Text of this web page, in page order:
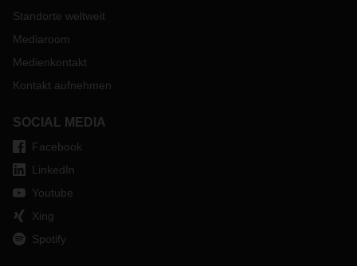
Standorte weltweit
Mediaroom
Medienkontakt
Kontakt aufnehmen
SOCIAL MEDIA
Facebook
LinkedIn
Youtube
Xing
Spotify